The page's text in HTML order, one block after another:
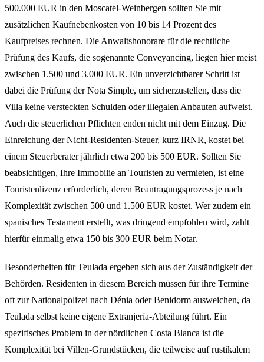
500.000 EUR in den Moscatel-Weinbergen sollten Sie mit
zusätzlichen Kaufnebenkosten von 10 bis 14 Prozent des
Kaufpreises rechnen. Die Anwaltshonorare für die rechtliche
Prüfung des Kaufs, die sogenannte Conveyancing, liegen hier meist
zwischen 1.500 und 3.000 EUR. Ein unverzichtbarer Schritt ist
dabei die Prüfung der Nota Simple, um sicherzustellen, dass die
Villa keine versteckten Schulden oder illegalen Anbauten aufweist.
Auch die steuerlichen Pflichten enden nicht mit dem Einzug. Die
Einreichung der Nicht-Residenten-Steuer, kurz IRNR, kostet bei
einem Steuerberater jährlich etwa 200 bis 500 EUR. Sollten Sie
beabsichtigen, Ihre Immobilie an Touristen zu vermieten, ist eine
Touristenlizenz erforderlich, deren Beantragungsprozess je nach
Komplexität zwischen 500 und 1.500 EUR kostet. Wer zudem ein
spanisches Testament erstellt, was dringend empfohlen wird, zahlt
hierfür einmalig etwa 150 bis 300 EUR beim Notar.
Besonderheiten für Teulada ergeben sich aus der Zuständigkeit der
Behörden. Residenten in diesem Bereich müssen für ihre Termine
oft zur Nationalpolizei nach Dénia oder Benidorm ausweichen, da
Teulada selbst keine eigene Extranjería-Abteilung führt. Ein
spezifisches Problem in der nördlichen Costa Blanca ist die
Komplexität bei Villen-Grundstücken, die teilweise auf rustikalem